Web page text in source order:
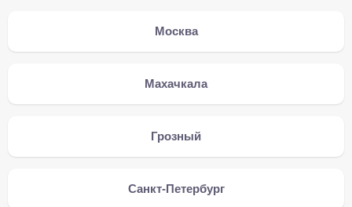
Москва
Махачкала
Грозный
Санкт-Петербург